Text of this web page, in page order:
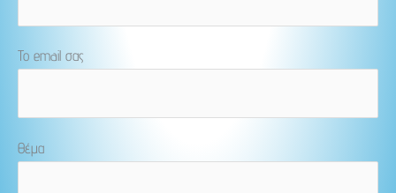
Το email σας
Θέμα